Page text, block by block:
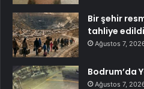
Bir şehir
tahliye edildi
Ağustos 7,
Bodrum’da
Ağustos 7,